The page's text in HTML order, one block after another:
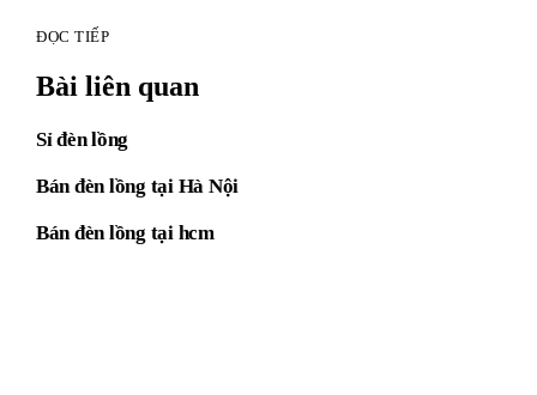
ĐỌC TIẾP
Bài liên quan
Sỉ đèn lồng
Bán đèn lồng tại Hà Nội
Bán đèn lồng tại hcm